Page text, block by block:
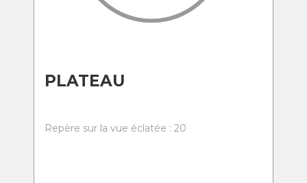
PLATEAU
Repère sur la vue éclatée : 20